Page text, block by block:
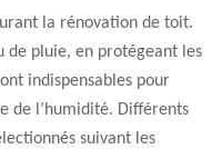
la rénovation de toit.
de pluie, en protégeant les
indispensables pour
de l’humidité. Différents
suivant les